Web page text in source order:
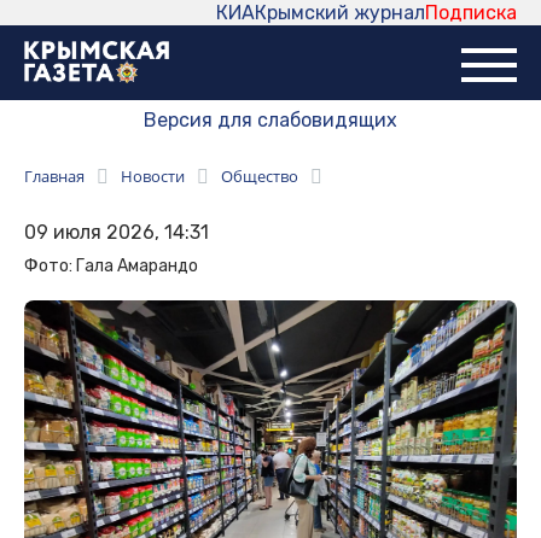
Подписка
Крымский журнал
КИА
Версия для слабовидящих
Главная Новости Общество
09 июля 2026, 14:31
Фото: Гала Амарандо